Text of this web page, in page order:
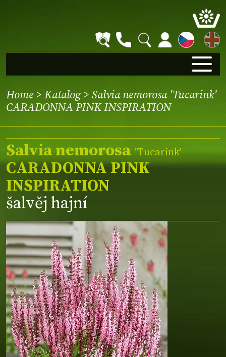
EN
Home > Katalog> Salvia nemorosa 'Tucarink'
CARADONNA PINK INSPIRATION
Salvia nemorosa 'Tucarink'
CARADONNA PINK
INSPIRATION
šalvěj hajní